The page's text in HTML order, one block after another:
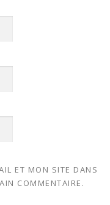
ET MON SITE DANS
COMMENTAIRE.